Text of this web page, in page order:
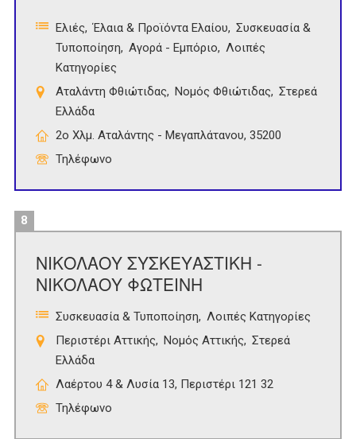
Ελιές Έλαια & Προϊόντα Ελαίου
Συσκευασία &
Τυποποίηση
Αγορά - Εμπόριο
Λοιπές
Κατηγορίες
Αταλάντη Φθιώτιδας
Νομός Φθιώτιδας
Στερεά
Ελλάδα
2ο Χλμ. Αταλάντης - Μεγαπλάτανου, 35200
Τηλέφωνο
8
ΝΙΚΟΛΑΟΥ ΣΥΣΚΕΥΑΣΤΙΚΗ -
ΝΙΚΟΛΑΟΥ ΦΩΤΕΙΝΗ
Συσκευασία & Τυποποίηση
Λοιπές Κατηγορίες
Περιστέρι Αττικής
Νομός Αττικής
Στερεά
Ελλάδα
Λαέρτου 4 & Λυσία 13, Περιστέρι 121 32
Τηλέφωνο